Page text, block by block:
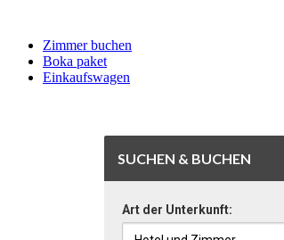
Zimmer buchen
Boka paket
Einkaufswagen
SUCHEN & BUCHEN
Art der Unterkunft: